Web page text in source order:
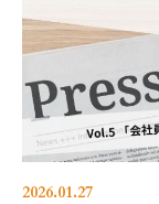
2026.01.27